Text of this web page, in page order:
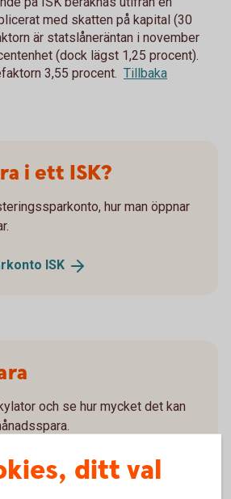
med skatten på kapital (30
är statslåneräntan i november
(dock lägst 1,25 procent).
3,55 procent. Tillbaka
i ett ISK?
hur man öppnar
ISK
och se hur mycket det kan
ditt val